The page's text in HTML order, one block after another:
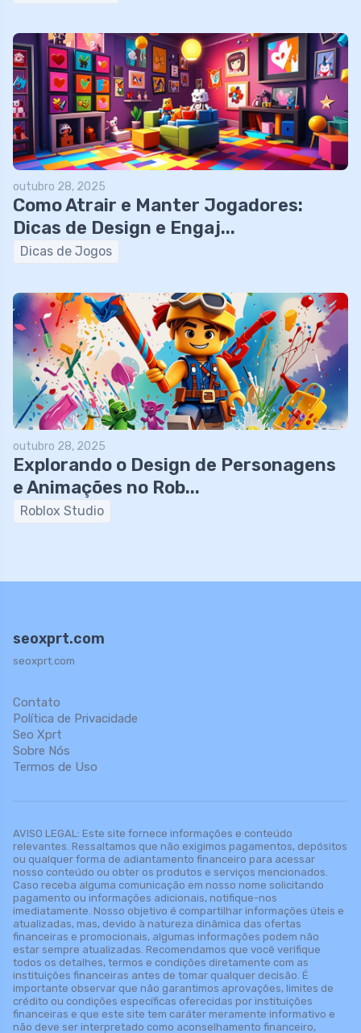
outubro 28, 2025
Como Atrair e Manter Jogadores:
Dicas de Design e Engaj...
Dicas de Jogos
outubro 28, 2025
Explorando o Design de Personagens
e Animações no Rob...
Roblox Studio
seoxprt.com
seoxprt.com
Contato
Política de Privacidade
Seo Xprt
Sobre Nós
Termos de Uso
AVISO LEGAL: Este site fornece informações e conteúdo
relevantes. Ressaltamos que não exigimos pagamentos, depósitos
ou qualquer forma de adiantamento financeiro para acessar
nosso conteúdo ou obter os produtos e serviços mencionados.
Caso receba alguma comunicação em nosso nome solicitando
pagamento ou informações adicionais, notifique-nos
imediatamente. Nosso objetivo é compartilhar informações úteis e
atualizadas, mas, devido à natureza dinâmica das ofertas
financeiras e promocionais, algumas informações podem não
estar sempre atualizadas. Recomendamos que você verifique
todos os detalhes, termos e condições diretamente com as
instituições financeiras antes de tomar qualquer decisão. É
importante observar que não garantimos aprovações, limites de
crédito ou condições específicas oferecidas por instituições
financeiras e que este site tem caráter meramente informativo e
não deve ser interpretado como aconselhamento financeiro,